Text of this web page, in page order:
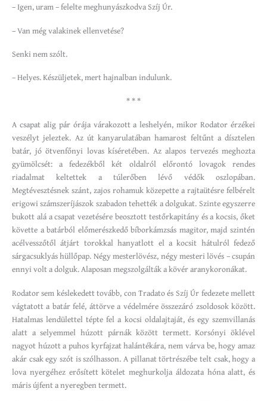
– Igen, uram – felelte meghunyászkodva Szíj Úr.
– Van még valakinek ellenvetése?
Senki nem szólt.
– Helyes. Készüljetek, mert hajnalban indulunk.
* * *
A csapat alig pár órája várakozott a leshelyén, mikor Rodator érzékei
veszélyt jeleztek. Az út kanyarulatában hamarost feltűnt a dísztelen
batár, jó ötvenfőnyi lovas kíséretében. Az alapos tervezés meghozta
gyümölcsét: a fedezékből két oldalról előrontó lovagok rendes
riadalmat keltettek a túlerőben lévő védők oszlopában.
Megtévesztésnek szánt, zajos rohamuk közepette a rajtaütésre felbérelt
erigowi számszeríjászok szabadon tehették a dolgukat. Szinte egyszerre
bukott alá a csapat vezetésére beosztott testőrkapitány és a kocsis, őket
követte a batárból előmerészkedő bíborkámzsás magitor, majd szintén
acélvesszőtől átjárt torokkal hanyatlott el a kocsit hátulról fedező
sárgacsuklyás hüllőpap. Négy mesterlövész, négy mesteri lövés – csupán
ennyi volt a dolguk. Alaposan megszolgálták a kövér aranykoronákat.
Rodator sem késlekedett tovább, con Tradato és Szíj Úr fedezete mellett
vágtatott a batár felé, áttörve a védelmére összezáró zsoldosok között.
Hatalmas lendülettel tépte fel a kocsi oldalajtaját, és egy szemvillanás
alatt a selyemmel húzott párnák között termett. Korsónyi öklével
nagyot húzott a puhos kyrfajzat halántékára, nem várva be, hogy amaz
akár csak egy szót is szólhasson. A pillanat törtrészébe telt csak, hogy a
lova nyergéhez erősített kötelet meghurkolja áldozata hóna alatt, és
máris újfent a nyeregben termett.